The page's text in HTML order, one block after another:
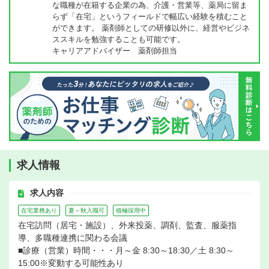
な職種が在籍する企業の為、介護・営業等、薬局に留ま
らず「在宅」というフィールドで幅広い経験を積むこと
ができます。 薬剤師としての研修以外に、経営やビジネ
ススキルを勉強することも可能です。
キャリアアドバイザー 薬剤師担当
求人情報
求人内容
在宅業務あり 夏～秋入職可 積極採用中
在宅訪問（居宅・施設）、外来投薬、調剤、監査、服薬指
導、多職種連携に関わる会議
■診療（営業）時間・・・月～金 8:30～18:30／土 8:30～
15:00※変動する可能性あり